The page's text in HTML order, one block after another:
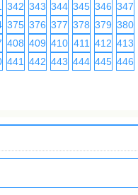
342 343 344 345 346 347
375 376 377 378 379 380
408 409 410 411 412 413
441 442 443 444 445 446